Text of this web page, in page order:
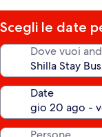
stelle
Scegli le date
Dove vuoi
Date